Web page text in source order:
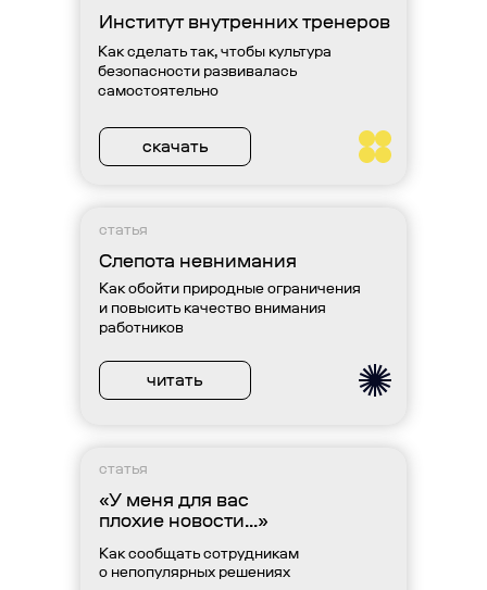
статья
«У меня для вас
плохие новости...»
Как сообщать сотрудникам
о непопулярных решениях
Слепота невнимания
Как обойти природные ограничения
и повысить качество внимания
работников
статья
читать
Институт внутренних тренеров
скачать
Как сделать так, чтобы культура
безопасности развивалась
самостоятельно